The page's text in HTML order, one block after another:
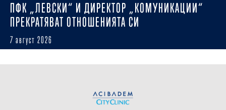
ПФК „ЛЕВСКИ“ И ДИРЕКТОР „КОМУНИКАЦИИ“
ПРЕКРАТЯВАТ ОТНОШЕНИЯТА СИ
7 август 2026